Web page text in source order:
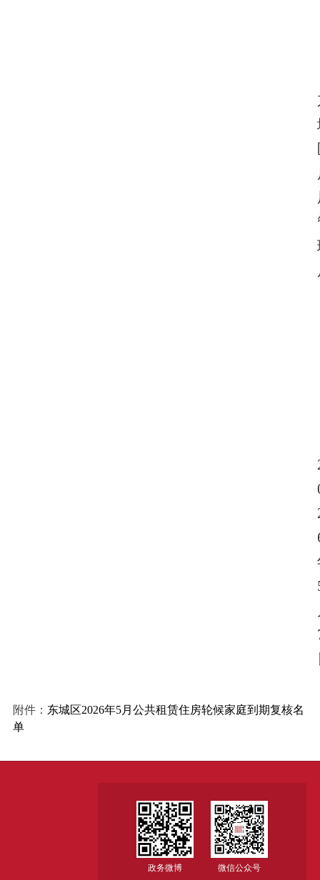
附件： 东城区2026年5月公共租赁住房轮候家庭到期复核名
单
政务微博 微信公众号